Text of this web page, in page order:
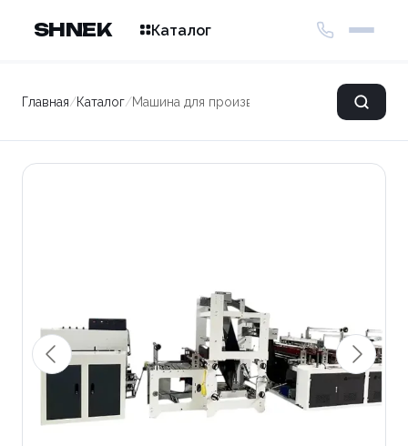
SHNEK Каталог
Главная/Каталог/Машина для производства пакетов GBCC-